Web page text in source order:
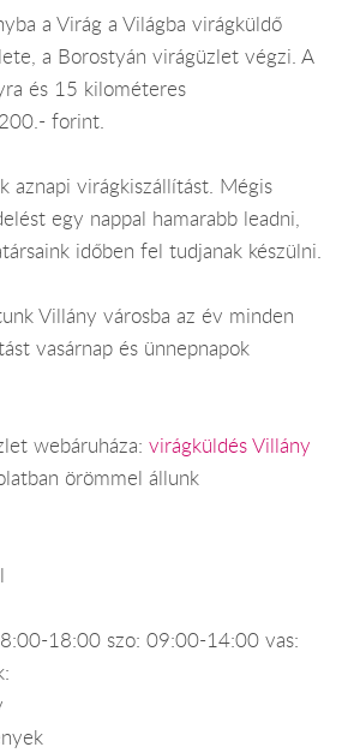
a Virág a Világba virágküldő
a Borostyán virágüzlet végzi. A
és 15 kilométeres
forint.
aznapi virágkiszállítást. Mégis
egy nappal hamarabb leadni,
időben fel tudjanak készülni.
Villány városba az év minden
vasárnap és ünnepnapok
webáruháza: virágküldés Villány
örömmel állunk
18:00 szo: 09:00-14:00 vas: